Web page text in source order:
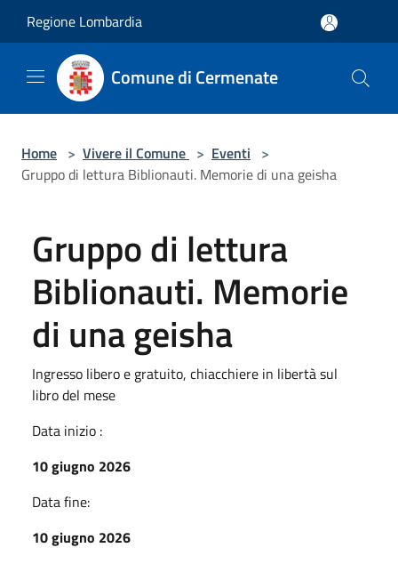
Regione Lombardia
Comune di Cermenate
Home > Vivere il Comune > Eventi >
Gruppo di lettura Biblionauti. Memorie di una geisha
Gruppo di lettura
Biblionauti. Memorie
di una geisha
Ingresso libero e gratuito, chiacchiere in libertà sul
libro del mese
Data inizio :
10 giugno 2026
Data fine:
10 giugno 2026